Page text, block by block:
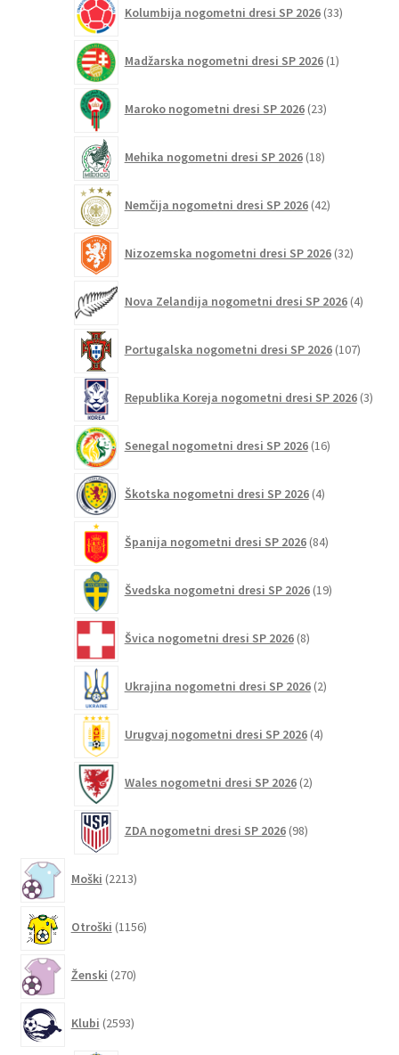
Kolumbija nogometni dresi SP 2026 33izdelkov
Madžarska nogometni dresi SP 2026 1izdelek
Maroko nogometni dresi SP 2026 23izdelkov
Mehika nogometni dresi SP 2026 18izdelkov
Nemčija nogometni dresi SP 2026 42izdelkov
Nizozemska nogometni dresi SP 2026 32izdelkov
Nova Zelandija nogometni dresi SP 2026 4izdelki
Portugalska nogometni dresi SP 2026 107
Republika Koreja nogometni dresi SP 2026 3
Senegal nogometni dresi SP 2026 16izdelkov
Škotska nogometni dresi SP 2026 4izdelki
Španija nogometni dresi SP 2026 84izdelkov
Švedska nogometni dresi SP 2026 19izdelkov
Švica nogometni dresi SP 2026 8izdelkov
Ukrajina nogometni dresi SP 2026 2izdelka
Urugvaj nogometni dresi SP 2026 4izdelki
Wales nogometni dresi SP 2026 2izdelka
ZDA nogometni dresi SP 2026 98izdelkov
Moški 2213izdelkov
Otroški 1156izdelkov
Ženski 270izdelkov
Klubi 2593izdelkov